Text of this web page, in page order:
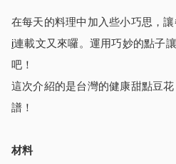
在每天的料理中加入些小巧思，
i連載文又來囉。運用巧妙的點子
吧！
這次介紹的是台灣的健康甜點豆
譜！
材料